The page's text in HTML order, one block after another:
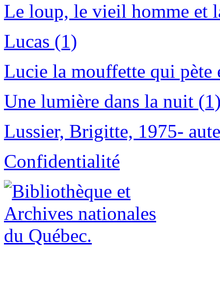
Le loup, le vieil homme et
Lucas (1)
Lucie la mouffette qui pète
Une lumière dans la nuit
Lussier, Brigitte, 1975-
Confidentialité